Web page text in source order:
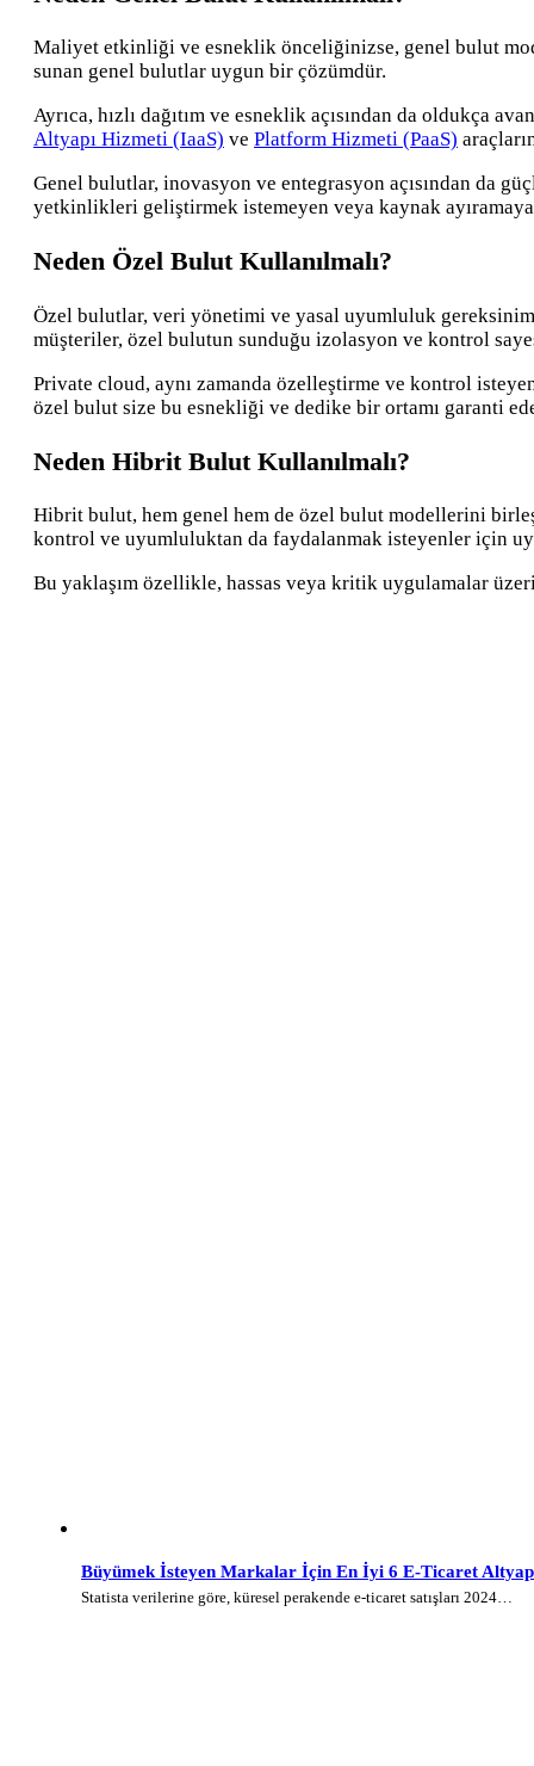
Maliyet etkinliği ve esneklik önceliğinizse, genel bulut
sunan genel bulutlar uygun bir çözümdür.
Ayrıca, hızlı dağıtım ve esneklik açısından da oldukça
Altyapı Hizmeti (IaaS) ve Platform Hizmeti (PaaS)
Genel bulutlar, inovasyon ve entegrasyon açısından da
yetkinlikleri geliştirmek istemeyen veya kaynak
Neden Özel Bulut Kullanılmalı?
Özel bulutlar, veri yönetimi ve yasal uyumluluk
müşteriler, özel bulutun sunduğu izolasyon ve kontrol
Private cloud, aynı zamanda özelleştirme ve kontrol
özel bulut size bu esnekliği ve dedike bir ortamı garanti
Neden Hibrit Bulut Kullanılmalı?
Hibrit bulut, hem genel hem de özel bulut modellerini
kontrol ve uyumluluktan da faydalanmak isteyenler için
Bu yaklaşım özellikle, hassas veya kritik uygulamalar
Büyümek İsteyen Markalar İçin En İyi 6 E-Ticaret
Statista verilerine göre, küresel perakende e-ticaret satışları 2024…